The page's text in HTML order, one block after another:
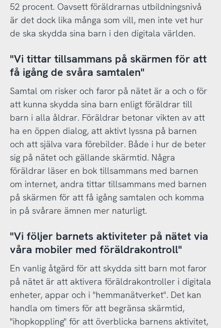
52 procent. Oavsett föräldrarnas utbildningsnivå
är det dock lika många som vill, men inte vet hur
de ska skydda sina barn i den digitala världen.
"Vi tittar tillsammans på skärmen för att
få igång de svåra samtalen"
Samtal om risker och faror på nätet är a och o för
att kunna skydda sina barn enligt föräldrar till
barn i alla åldrar. Föräldrar betonar vikten av att
ha en öppen dialog, att aktivt lyssna på barnen
och att själva vara förebilder. Både i hur de beter
sig på nätet och gällande skärmtid. Några
föräldrar läser en bok tillsammans med barnen
om internet, andra tittar tillsammans med barnen
på skärmen för att få igång samtalen och komma
in på svårare ämnen mer naturligt.
"Vi följer barnets aktiviteter på nätet via
våra mobiler med föräldrakontroll"
En vanlig åtgärd för att skydda sitt barn mot faror
på nätet är att aktivera föräldrakontroller i digitala
enheter, appar och i "hemmanätverket". Det kan
handla om timers för att begränsa skärmtid,
"ihopkoppling" för att överblicka barnens aktivitet,